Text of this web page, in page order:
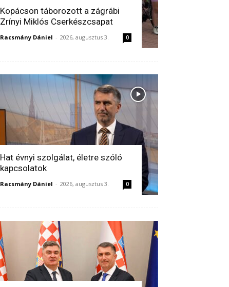
Kopácson táborozott a zágrábi
Zrínyi Miklós Cserkészcsapat
Racsmány Dániel - 2026, augusztus 3. 0
Hat évnyi szolgálat, életre szóló
kapcsolatok
Racsmány Dániel - 2026, augusztus 3. 0